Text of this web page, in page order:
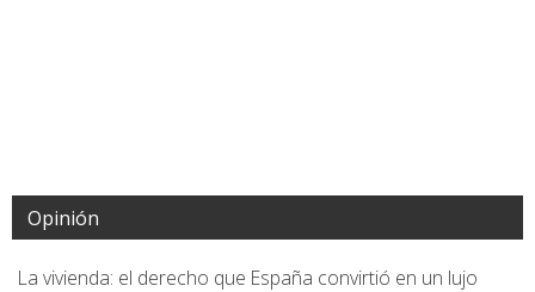
Opinión
La vivienda: el derecho que España convirtió en un lujo